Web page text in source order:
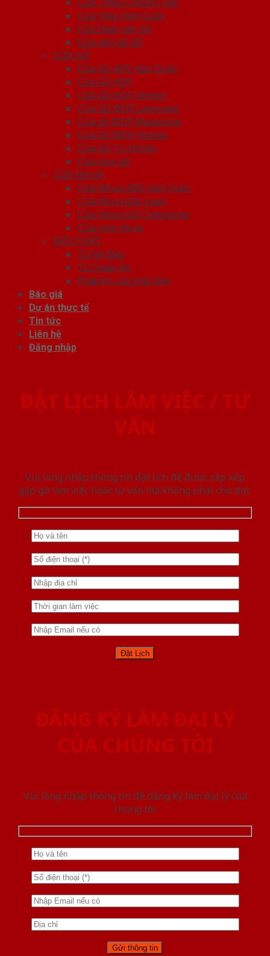
Cửa thép Hàn Quốc
Cửa thép vân gỗ
Cửa vân gỗ 5D
CỬA GỖ
Cửa Gỗ ABS Hàn Quốc
Cửa Gỗ HDF
Cửa Gỗ HDF Veneer
Cửa Gỗ MDF Laminate
Cửa gỗ MDF Melamine
Cửa Gỗ MDF Veneer
Cửa Gỗ Tự Nhiên
Cửa vòm gỗ
CỬA NHỰA
Cửa Nhựa ABS Hàn Quốc
Cửa Nhựa Đài Loan
Cửa Nhựa Gỗ Composite
Cửa vòm nhựa
NỘI THẤT
Tủ Kệ Bếp
Tủ Quần Áo
Phụ kiện cửa nhà tắm
Báo giá
Dự án thực tế
Tin tức
Liên hệ
Đăng nhập
ĐẶT LỊCH LÀM VIỆC / TƯ
VẤN
Vui lòng nhập thông tin đặt lịch để được sắp xếp
gặp gỡ làm việc hoăc tư vấn mà không phải chờ đợi.
ĐĂNG KÝ LÀM ĐẠI LÝ
CỦA CHÚNG TÔI
Vui lòng nhập thông tin để đăng ký làm đại lý của
chúng tôi